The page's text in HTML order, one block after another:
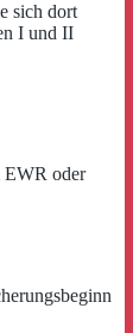
sich dort
I und II
EWR oder